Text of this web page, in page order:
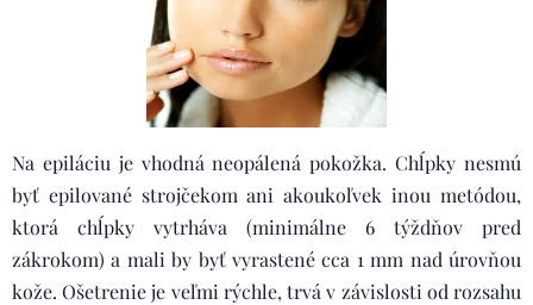
Na epiláciu je vhodná neopálená pokožka. Chĺpky nesmú
byť epilované strojčekom ani akoukoľvek inou metódou,
ktorá chĺpky vytrháva (minimálne 6 týždňov pred
zákrokom) a mali by byť vyrastené cca 1 mm nad úrovňou
kože. Ošetrenie je veľmi rýchle, trvá v závislosti od rozsahu